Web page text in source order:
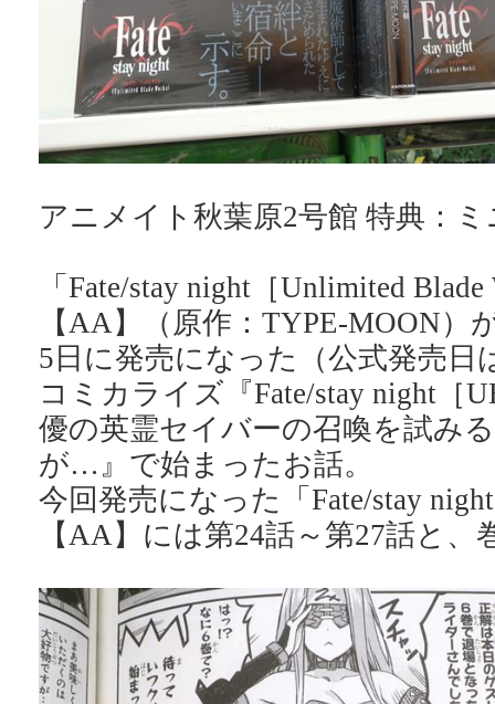
アニメイト秋葉原2号館 特典：ミ
「Fate/stay night［Unlimited
【AA】（原作：TYPE-MOON）
5日に発売になった（公式発売日
コミカライズ『Fate/stay night［
優の英霊セイバーの召喚を試み
が…』で始まったお話。
今回発売になった「Fate/stay
【AA】には第24話～第27話と、